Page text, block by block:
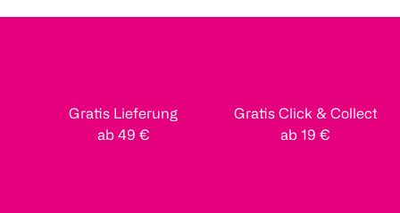
Gratis Lieferung
ab 49 €
Gratis Click & Collect
ab 19 €